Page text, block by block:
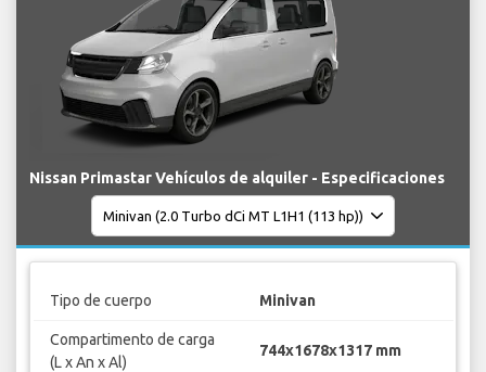
Nissan Primastar Vehículos de alquiler - Especificaciones
Tipo de cuerpo Minivan
Compartimento de carga
(L x An x Al)
744x1678x1317 mm